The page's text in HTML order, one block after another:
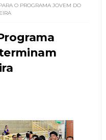
O PROGRAMA JOVEM DO